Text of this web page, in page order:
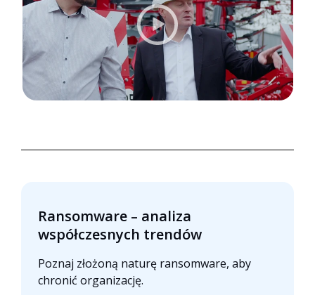
Ransomware – analiza
współczesnych trendów
Poznaj złożoną naturę ransomware, aby
chronić organizację.